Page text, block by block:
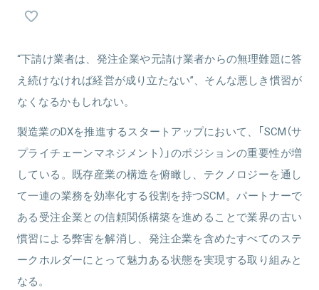
報と幅広く会社創りに従事。2017年、株式会社ReBoostを創業。ス
タートアップや上場企業、地方ベンチャーに対して、包括的な人事
えるエンジェル出資及び、出資先の組織人事領域を支援。2021年、
2022年と経産省のスタートアップ向け経営人材支援事業である、
SHIFT（X）の審査委員。2023年9月より、J-Startup KANSAI メンタ
ー就任
関連情報をみる
“下請け業者は、発注企業や元請け業者からの無理難題に答
え続けなければ経営が成り立たない”、そんな悪しき慣習が
なくなるかもしれない。
製造業のDXを推進するスタートアップにおいて、「SCM（サ
プライチェーンマネジメント）」のポジションの重要性が増
している。既存産業の構造を俯瞰し、テクノロジーを通し
て一連の業務を効率化する役割を持つSCM。パートナーで
ある受注企業との信頼関係構築を進めることで業界の古い
慣習による弊害を解消し、発注企業を含めたすべてのステ
ークホルダーにとって魅力ある状態を実現する取り組みと
なる。